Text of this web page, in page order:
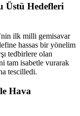
Üstü Hedefleri
ilk milli gemisavar
hassas bir yönelim
tedbirlere olan
tam isabetle vurarak
tescilledi.
Hava